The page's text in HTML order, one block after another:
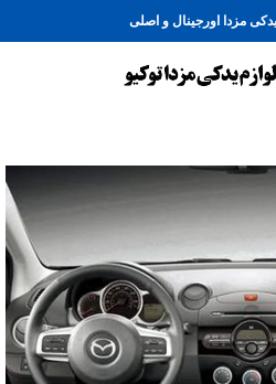
یدکی مزدا اورجینال و اصلی